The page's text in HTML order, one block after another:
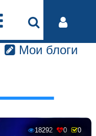
Мои блоги
18292 0 0